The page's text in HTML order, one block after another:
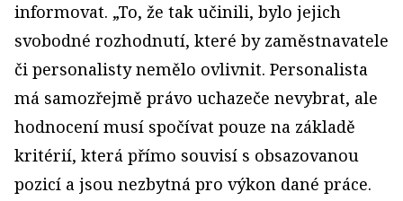
informovat. „To, že tak učinili, bylo jejich
svobodné rozhodnutí, které by zaměstnavatele
či perso­nalisty nemělo ovlivnit. Personalista
má samozřejmě právo uchazeče nevybrat, ale
hodnocení musí spočívat pouze na základě
kritérií, která přímo souvisí s obsazovanou
pozicí a jsou nezbytná pro výkon dané práce.